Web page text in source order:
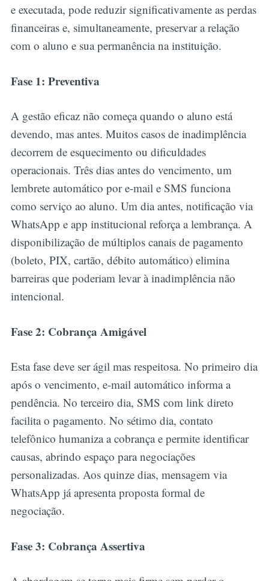
e executada, pode reduzir significativamente as perdas
financeiras e, simultaneamente, preservar a relação
com o aluno e sua permanência na instituição.
Fase 1: Preventiva
A gestão eficaz não começa quando o aluno está
devendo, mas antes. Muitos casos de inadimplência
decorrem de esquecimento ou dificuldades
operacionais. Três dias antes do vencimento, um
lembrete automático por e-mail e SMS funciona
como serviço ao aluno. Um dia antes, notificação via
WhatsApp e app institucional reforça a lembrança. A
disponibilização de múltiplos canais de pagamento
(boleto, PIX, cartão, débito automático) elimina
barreiras que poderiam levar à inadimplência não
intencional.
Fase 2: Cobrança Amigável
Esta fase deve ser ágil mas respeitosa. No primeiro dia
após o vencimento, e-mail automático informa a
pendência. No terceiro dia, SMS com link direto
facilita o pagamento. No sétimo dia, contato
telefônico humaniza a cobrança e permite identificar
causas, abrindo espaço para negociações
personalizadas. Aos quinze dias, mensagem via
WhatsApp já apresenta proposta formal de
negociação.
Fase 3: Cobrança Assertiva